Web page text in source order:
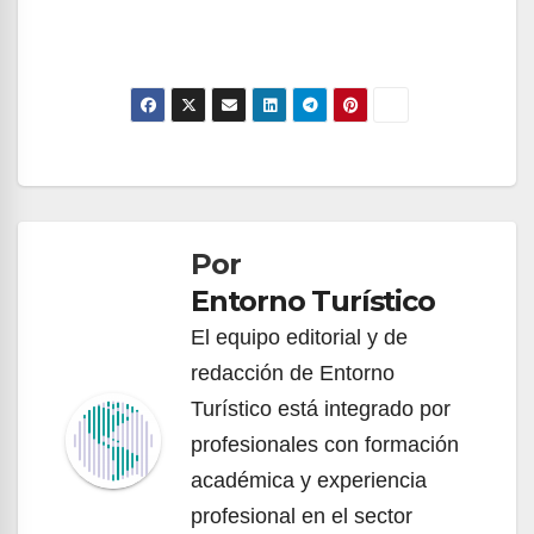
entradasPor
Entorno Turístico
El equipo editorial y de
redacción de Entorno
Turístico está integrado por
profesionales con formación
académica y experiencia
profesional en el sector